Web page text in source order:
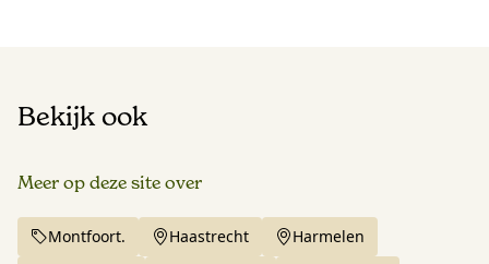
Bekijk ook
Meer op deze site over
Montfoort. Haastrecht
Harmelen